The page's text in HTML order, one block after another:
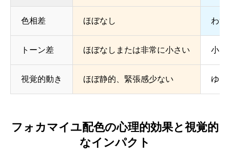
色相差 ほぼなし わず
トーン差 ほぼなしまたは非常に小さい 小さ
視覚的動き ほぼ静的、緊張感少ない ゆる
フォカマイユ配色の心理的効果と視覚的
なインパクト